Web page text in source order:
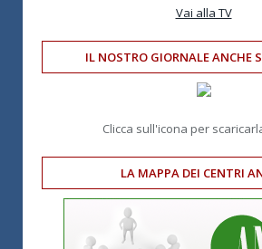
Vai alla TV
IL NOSTRO GIORNALE ANCHE
Clicca sull'icona per
LA MAPPA DEI CENTRI